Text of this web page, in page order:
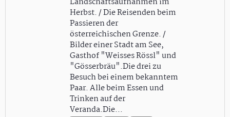
Herbst. / Die Reisenden beim
Passieren der
österreichischen Grenze. /
Bilder einer Stadt am See,
Gasthof "Weisses Rössl" und
"Gösserbräu".Die drei zu
Besuch bei einem bekanntem
Paar. Alle beim Essen und
Trinken auf der
Veranda.Die…